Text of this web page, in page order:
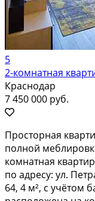
5
2-комнатная
Краснодар
7 450 000 руб.
Просторная
полной
комнатная
по адресу: ул.
64, 4 м², с учётом